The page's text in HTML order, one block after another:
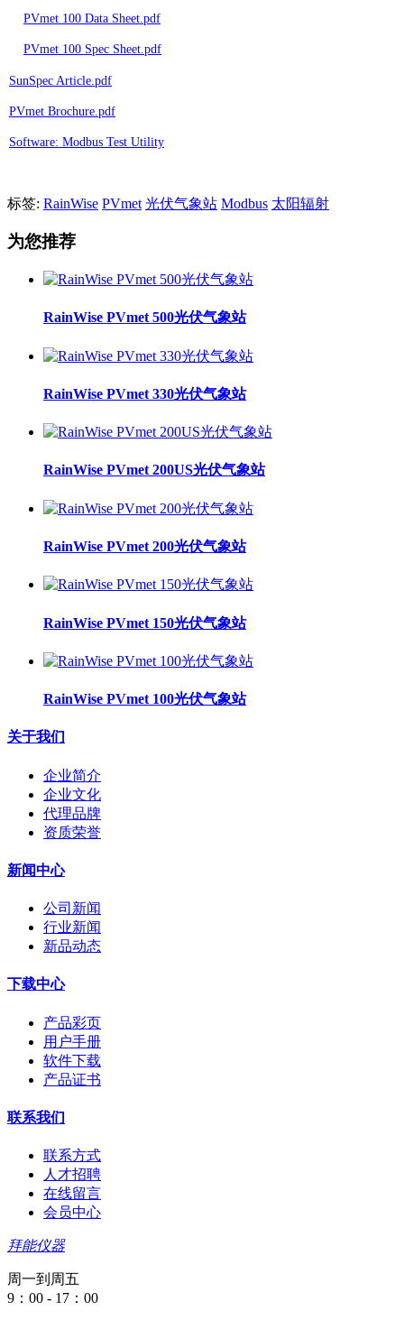
PVmet 100 Data Sheet.pdf
PVmet 100 Spec Sheet.pdf
SunSpec Article.pdf
PVmet Brochure.pdf
Software: Modbus Test Utility
标签: RainWise PVmet 光伏气象站 Modbus 太阳辐射
为您推荐
RainWise PVmet 500光伏气象站
RainWise PVmet 330光伏气象站
RainWise PVmet 200US光伏气象站
RainWise PVmet 200光伏气象站
RainWise PVmet 150光伏气象站
RainWise PVmet 100光伏气象站
关于我们
企业简介
企业文化
代理品牌
资质荣誉
新闻中心
公司新闻
行业新闻
新品动态
下载中心
产品彩页
用户手册
软件下载
产品证书
联系我们
联系方式
人才招聘
在线留言
会员中心
拜能仪器
周一到周五
9：00 - 17：00